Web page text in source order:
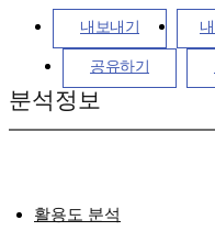
내보내기
공유하기
분석정보
활용도 분석